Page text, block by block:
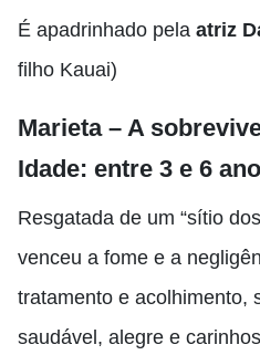
É apadrinhado pela atriz
filho Kauai)
Marieta – A
Idade: entre 3 e 6
Resgatada de um “sítio
venceu a fome e a
tratamento e acolhimento,
saudável, alegre e